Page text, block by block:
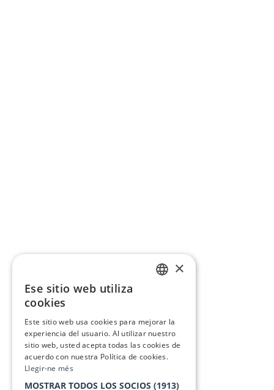
×
Ese sitio web utiliza
cookies
Este sitio web usa cookies para mejorar la
experiencia del usuario. Al utilizar nuestro
sitio web, usted acepta todas las cookies de
acuerdo con nuestra Política de cookies.
Llegir-ne més
MOSTRAR TODOS LOS SOCIOS (1913)